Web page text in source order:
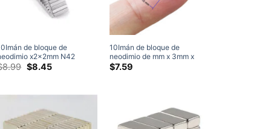
de bloque de
x2x2mm N42
rectangulares fuertes
de tierras raras para
8.99 El
precio
$8.45El
10Imán de bloque de
neodimio de mm x 3mm x
1mm, imanes rectangulares
fuertes de tierras raras N52,
$7.59